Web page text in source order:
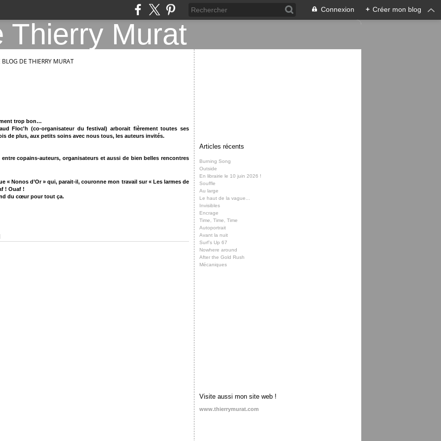
Connexion + Créer mon blog
BLOG DE THIERRY MURAT
trop bon…
Floc'h (co-organisateur du festival) arborait fièrement toutes ses
de plus, aux petits soins avec nous tous, les auteurs invités.
copains-auteurs, organisateurs et aussi de bien belles rencontres
« Nonos d’Or » qui, parait-il, couronne mon travail sur « Les larmes de
! Ouaf !
du cœur pour tout ça.
Articles récents
Burning Song
Outside
En librairie le 10 juin 2026 !
Souffle
Au large
Le haut de la vague...
Invisibles
Encrage
Time, Time, Time
Autoportrait
Avant la nuit
Surf’s Up 67
Nowhere around
After the Gold Rush
Mécaniques
Visite aussi mon site web !
www.thierrymurat.com